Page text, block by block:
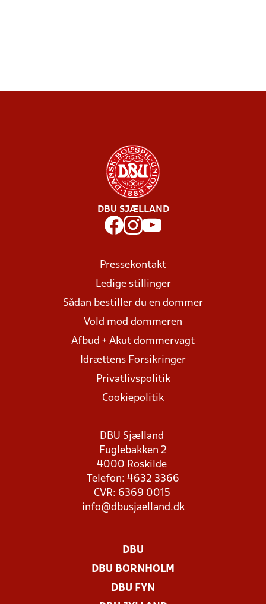
DBU SJÆLLAND
Pressekontakt
Ledige stillinger
Sådan bestiller du en dommer
Vold mod dommeren
Afbud + Akut dommervagt
Idrættens Forsikringer
Privatlivspolitik
Cookiepolitik
DBU Sjælland
Fuglebakken 2
4000 Roskilde
Telefon: 4632 3366
CVR: 6369 0015
info@dbusjaelland.dk
DBU
DBU BORNHOLM
DBU FYN